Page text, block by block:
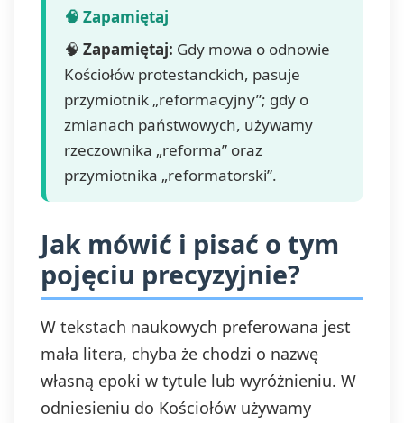
🧠 Zapamiętaj: Gdy mowa o odnowie
Kościołów protestanckich, pasuje
przymiotnik „reformacyjny”; gdy o
zmianach państwowych, używamy
rzeczownika „reforma” oraz
przymiotnika „reformatorski”.
Jak mówić i pisać o tym
pojęciu precyzyjnie?
W tekstach naukowych preferowana jest
mała litera, chyba że chodzi o nazwę
własną epoki w tytule lub wyróżnieniu. W
odniesieniu do Kościołów używamy